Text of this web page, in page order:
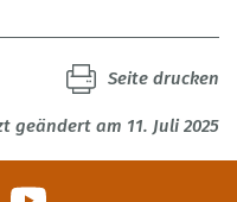
geändert am 11. Juli 2025
Seite drucken
LinkedInYouTube